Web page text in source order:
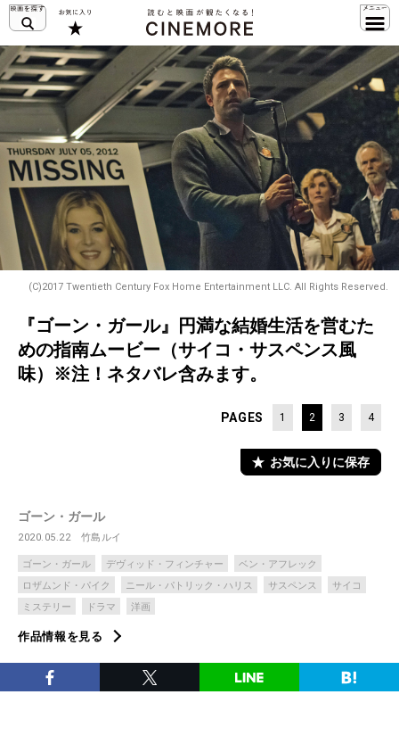
(C)2017 Twentieth Century Fox Home Entertainment LLC. All Rights Reserved.
『ゴーン・ガール』円満な結婚生活を営むた
めの指南ムービー（サイコ・サスペンス風
味）※注！ネタバレ含みます。
PAGES 1 2 3 4
お気に入りに保存
ゴーン・ガール
2020.05.22 竹島ルイ
ゴーン・ガール デヴィッド・フィンチャー
ベン・アフレック
ロザムンド・パイク
ニール・パトリック・ハリス サスペンス
サイコ
ミステリー
ドラマ 洋画
作品情報を見る